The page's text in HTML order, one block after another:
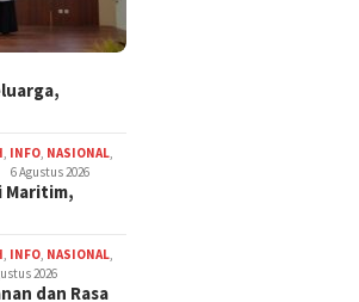
, INFO, NASIONAL,
6 Agustus 2026
Maritim,
, INFO, NASIONAL,
2026
dan Rasa